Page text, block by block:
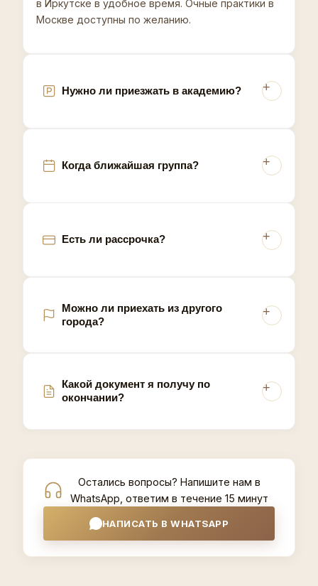
в Иркутске в удобное время. Очные практики в
Москве доступны по желанию.
Нужно ли приезжать в академию?
Когда ближайшая группа?
Есть ли рассрочка?
Можно ли приехать из другого
города?
Какой документ я получу по
окончании?
городов Сибири с крупными вузами, обеспечивает
приток молодой аудитории, интересующейся
Остались вопросы? Напишите нам в
WhatsApp, ответим в течение 15 минут
НАПИСАТЬ В WHATSAPP